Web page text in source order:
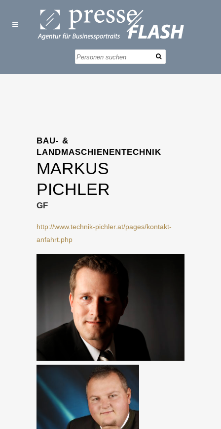
BAU- &
LANDMASCHIENENTECHNIK
MARKUS
PICHLER
GF
http://www.technik-pichler.at/pages/kontakt-
anfahrt.php